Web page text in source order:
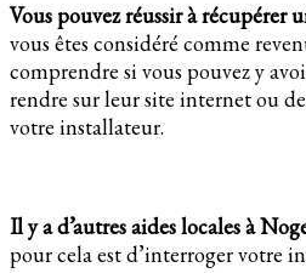
Vous pouvez réussir à récupérer
vous êtes considéré comme
comprendre si vous pouvez y
rendre sur leur site internet ou
votre installateur.
Il y a d’autres aides locales à
pour cela est d’interroger votre